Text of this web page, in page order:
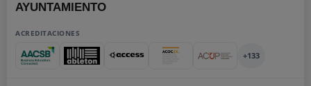
AYUNTAMIENTO
ACREDITACIONES
+133